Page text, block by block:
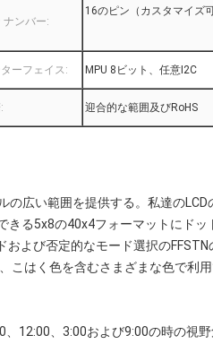
ナンバー:
16のピン（カスタマイズ
ーフェイス: MPU 8ビット、任意I2C
迎合的な範囲及びRoHS
広い範囲を提供する。私達の
る5x8の40x4フォーマットにドッ
よび否定的なモード選択の
はく色を含むさまざまな色で利用
12:00、3:00および9:00の時の視